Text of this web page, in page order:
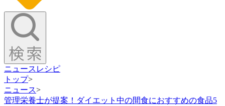
ニュース レシピ
トップ>
ニュース>
管理栄養士が提案！ダイエット中の間食におすすめの食品5